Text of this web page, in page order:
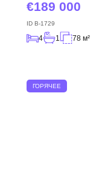
189 000
ID B-1729
4 1 78 м²
ГОРЯЧЕЕ